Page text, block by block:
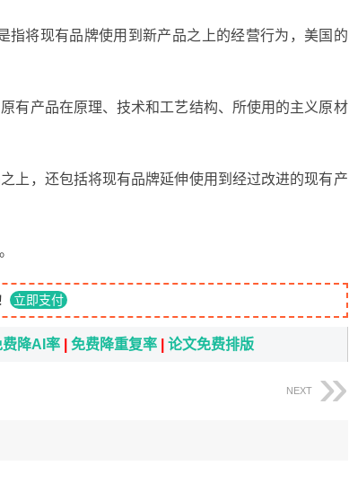
指将现有品牌使用到新产品之上的经营行为，美国的
有产品在原理、技术和工艺结构、所使用的主义原材
上，还包括将现有品牌延伸使用到经过改进的现有产
立即支付
费降AI率 免费降重复率 论文免费排版
NEXT